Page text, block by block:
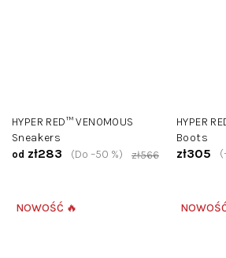
HYPER RED™ VENOMOUS
Sneakers
od zł283 zł566
(Do –50 %)
HYPER
Boots
zł305
NOWOŚĆ 🔥